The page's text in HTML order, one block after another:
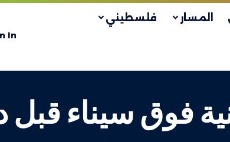
المسار فلسطيني
In
فوق سيناء قبل